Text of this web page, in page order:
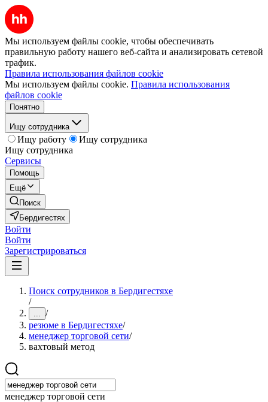
Мы используем файлы cookie, чтобы обеспечивать
правильную работу нашего веб-сайта и анализировать сетевой
трафик.
Правила использования файлов cookie
Мы используем файлы cookie. Правила использования
файлов cookie
Понятно
Ищу сотрудника
Ищу работу
Ищу сотрудника
Ищу сотрудника
Сервисы
Помощь
Ещё
Поиск
Бердигестях
Войти
Войти
Зарегистрироваться
Поиск сотрудников в Бердигестяхе
/
... /
резюме в Бердигестяхе/
менеджер торговой сети/
вахтовый метод
менеджер торговой сети